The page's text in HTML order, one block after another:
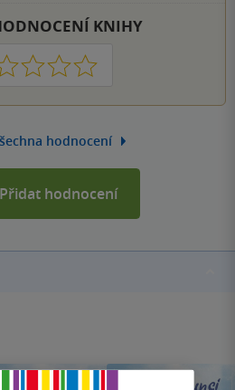
KNIHY
3 4 5
hodnocení
Přidat hodnocení